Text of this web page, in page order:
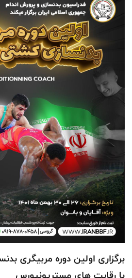
برگزاری اولین دوره مربیگری